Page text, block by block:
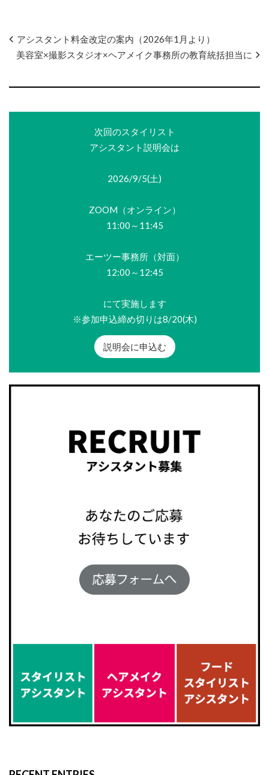
アシスタント料金改定の案内（2026年1月より）
美容室×撮影スタジオ×ヘアメイク事務所の教育統括担当に
次回のスタイリスト
アシスタント説明会は
2026/9/5(土)
ZOOM（オンライン）
11:00～11:45
エーツー事務所（対面）
12:00～12:45
にて実施します
※参加申込締め切りは8/20(木)
説明会に申込む